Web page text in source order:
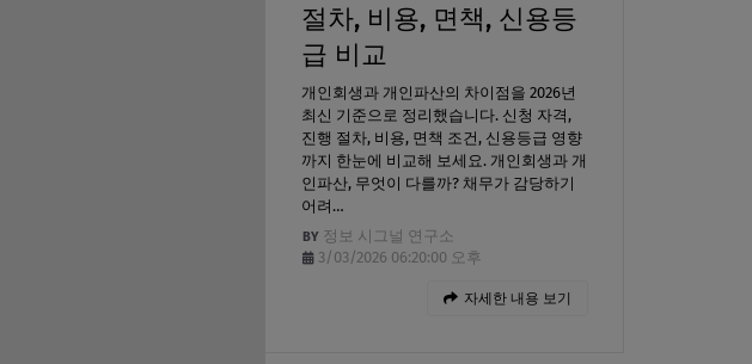
절차, 비용, 면책, 신용등
급 비교
개인회생과 개인파산의 차이점을 2026년
최신 기준으로 정리했습니다. 신청 자격,
진행 절차, 비용, 면책 조건, 신용등급 영향
까지 한눈에 비교해 보세요. 개인회생과 개
인파산, 무엇이 다를까? 채무가 감당하기
어려…
정보 시그널 연구소
3/03/2026 06:20:00 오후
자세한 내용 보기